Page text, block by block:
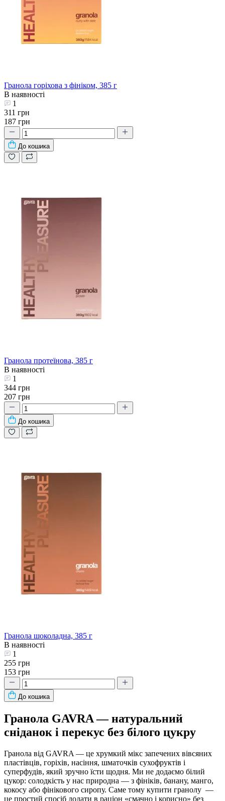
Гранола горіхова з фініком, 385 г
В наявності
1
311 грн
187 грн
До кошика
Гранола протеїнова, 385 г
В наявності
1
344 грн
207 грн
До кошика
Гранола шоколадна, 385 г
В наявності
1
255 грн
153 грн
До кошика
Гранола GAVRA — натуральний
сніданок і перекус без білого цукру
Гранола від GAVRA — це хрумкий мікс запечених вівсяних
пластівців, горіхів, насіння, шматочків сухофруктів і
суперфудів, який зручно їсти щодня. Ми не додаємо білий
цукор: солодкість у нас природна — з фініків, банану, манго,
кокосу або фінікового сиропу. Саме тому купити гранолу —
це простий спосіб додати в раціон «смачно і корисно» без